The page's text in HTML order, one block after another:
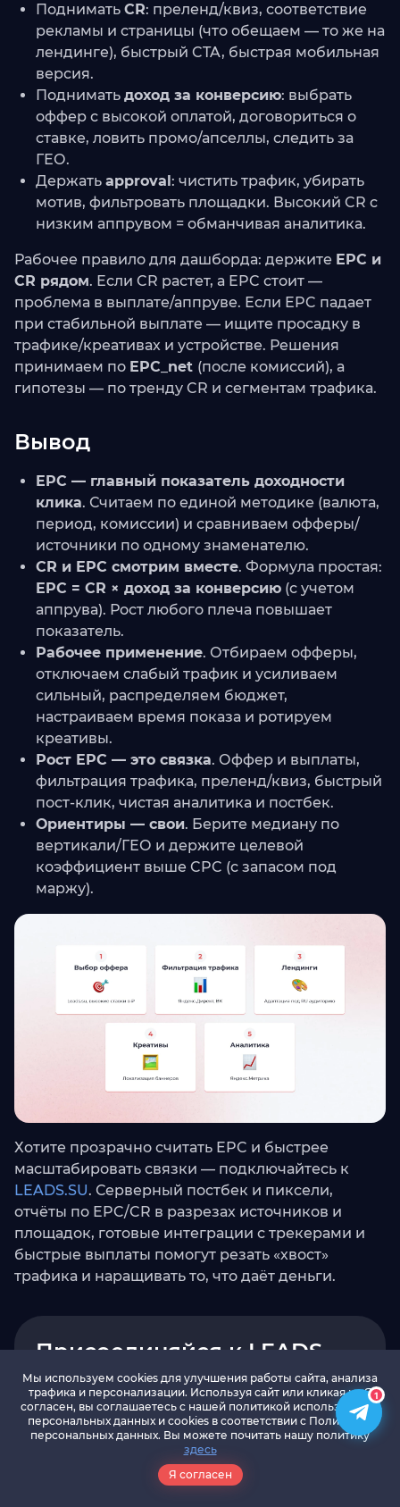
Поднимать CR: преленд/квиз, соответствие
рекламы и страницы (что обещаем — то же на
лендинге), быстрый CTA, быстрая мобильная
версия.
Поднимать доход за конверсию: выбрать
оффер с высокой оплатой, договориться о
ставке, ловить промо/апселлы, следить за
ГЕО.
Держать approval : чистить трафик, убирать
мотив, фильтровать площадки. Высокий CR с
низким аппрувом = обманчивая аналитика.
Рабочее правило для дашборда: держите EPC и
CR рядом. Если CR растет, а EPC стоит —
проблема в выплате/аппруве. Если EPC падает
при стабильной выплате — ищите просадку в
трафике/креативах и устройстве. Решения
принимаем по EPC_net (после комиссий), а
гипотезы — по тренду CR и сегментам трафика.
Вывод
EPC — главный показатель доходности
клика. Считаем по единой методике (валюта,
период, комиссии) и сравниваем офферы/
источники по одному знаменателю.
CR и EPC смотрим вместе. Формула простая:
EPC = CR × доход за конверсию (с учетом
аппрува). Рост любого плеча повышает
показатель.
Рабочее применение. Отбираем офферы,
отключаем слабый трафик и усиливаем
сильный, распределяем бюджет,
настраиваем время показа и ротируем
креативы.
Рост EPC — это связка. Оффер и выплаты,
фильтрация трафика, преленд/квиз, быстрый
пост-клик, чистая аналитика и постбек.
Ориентиры — свои. Берите медиану по
вертикали/ГЕО и держите целевой
коэффициент выше CPC (с запасом под
маржу).
Хотите прозрачно считать EPC и быстрее
масштабировать связки — подключайтесь к
LEADS.SU. Серверный постбек и пиксели,
отчёты по EPC/CR в разрезах источников и
площадок, готовые интеграции с трекерами и
быстрые выплаты помогут резать «хвост»
трафика и наращивать то, что даёт деньги.
Присоединяйся к LEADS
Присоединяйся к LEADS и зарабатывай на
офферах с уникальными инструментами
вебмастера
Зарегистрироваться
VK
1
Мы используем cookies для улучшения работы сайта, анализа
трафика и персонализации. Используя сайт или кликая на Я
согласен, вы соглашаетесь с нашей политикой использования
персональных данных и cookies в соответствии c Политикой
персональных данных. Вы можете почитать нашу политику
здесь
Я согласен